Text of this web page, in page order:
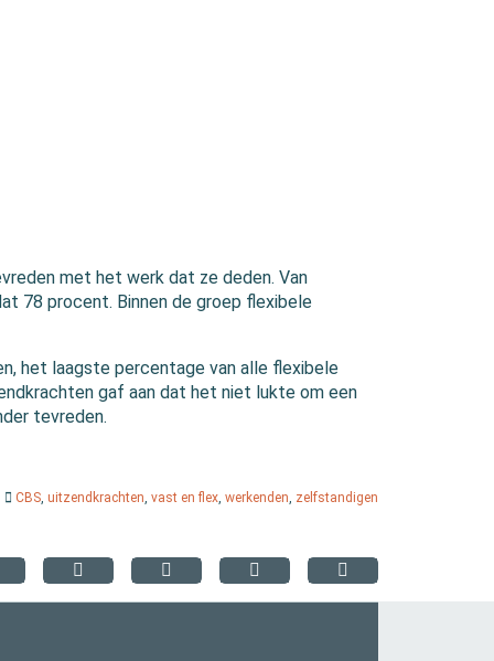
met het werk dat ze deden. Van
78 procent. Binnen de groep flexibele
het laagste percentage van alle flexibele
gaf aan dat het niet lukte om een
tevreden.
CBS,uitzendkrachten,vast en flex,werkenden, zelfstandigen